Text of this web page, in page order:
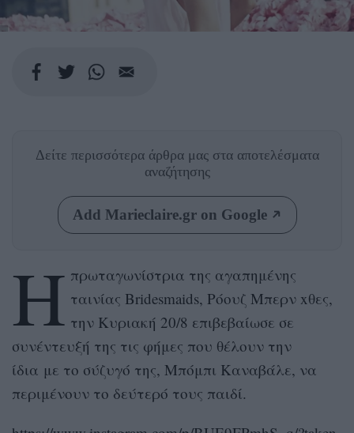
Δείτε περισσότερα άρθρα μας στα αποτελέσματα
αναζήτησης
Add Marieclaire.gr on Google
Η πρωταγωνίστρια της αγαπημένης
ταινίας Bridesmaids, Ρόουζ Μπερν xθες,
την Κυριακή 20/8 επιβεβαίωσε σε
συνέντευξή της τις φήμες που θέλουν την
ίδια με το σύζυγό της, Μπόμπι Καναβάλε, να
περιμένουν το δεύτερό τους παιδί.